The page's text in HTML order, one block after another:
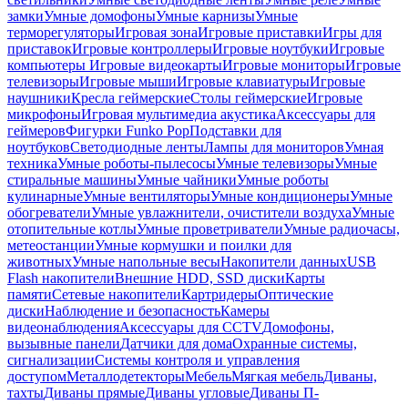
замкиУмные домофоныУмные карнизыУмные
терморегуляторыИгровая зонаИгровые приставкиИгры для
приставокИгровые контроллерыИгровые ноутбукиИгровые
компьютеры Игровые видеокартыИгровые мониторыИгровые
телевизорыИгровые мышиИгровые клавиатурыИгровые
наушникиКресла геймерскиеСтолы геймерскиеИгровые
микрофоныИгровая мультимедиа акустикаАксессуары для
геймеровФигурки Funko PopПодставки для
ноутбуковСветодиодные лентыЛампы для мониторовУмная
техникаУмные роботы-пылесосыУмные телевизорыУмные
стиральные машиныУмные чайникиУмные роботы
кулинарныеУмные вентиляторыУмные кондиционерыУмные
обогревателиУмные увлажнители, очистители воздухаУмные
отопительные котлыУмные проветривателиУмные радиочасы,
метеостанцииУмные кормушки и поилки для
животныхУмные напольные весыНакопители данныхUSB
Flash накопителиВнешние HDD, SSD дискиКарты
памятиСетевые накопителиКартридерыОптические
дискиНаблюдение и безопасностьКамеры
видеонаблюденияАксессуары для CCTVДомофоны,
вызывные панелиДатчики для домаОхранные системы,
сигнализацииСистемы контроля и управления
доступомМеталлодетекторыМебельМягкая мебельДиваны,
тахтыДиваны прямыеДиваны угловыеДиваны П-